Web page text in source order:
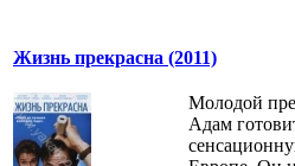
Жизнь прекрасна (2011)
Молодой
Адам